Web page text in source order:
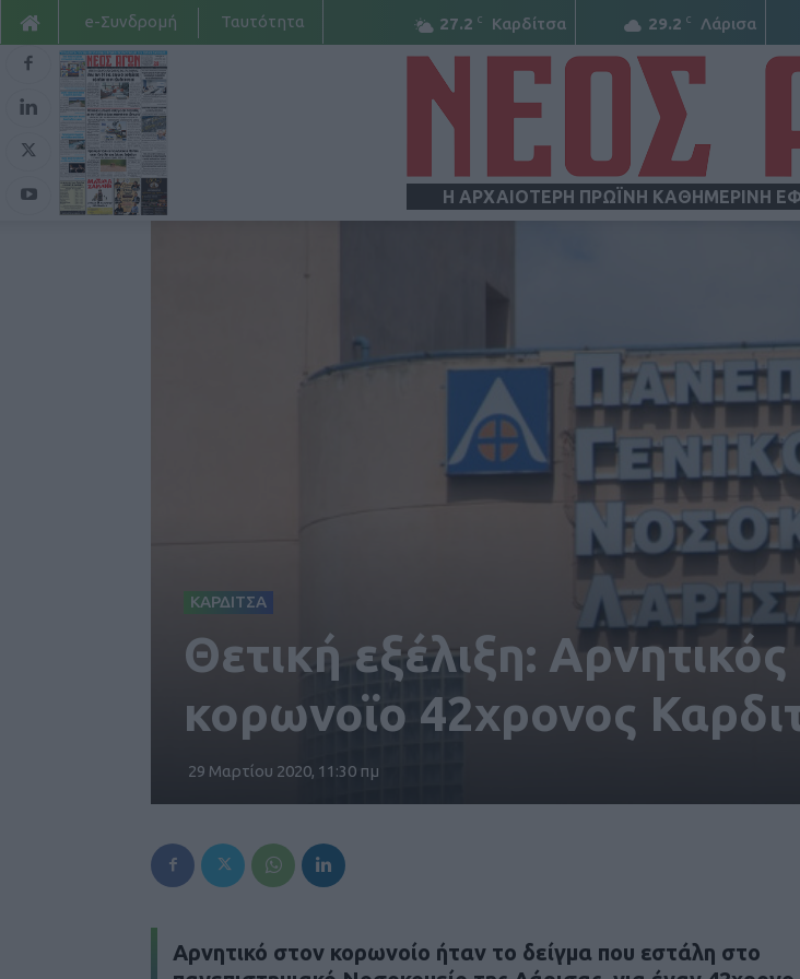
27.2 C Καρδίτσα 29.2 C Λάρισα
e-Συνδρομή Ταυτότητα
Η ΑΡΧΑΙΟΤΕΡΗ ΠΡΩΪΝΗ ΚΑΘΗΜΕΡΙΝΗ
ΚΑΡΔΙΤΣΑ
Θετική εξέλιξη:
κορωνοϊο 42χρονος
29 Μαρτίου 2020, 11:30 πμ
Αρνητικό στον κορωνοίο ήταν το δείγμα που εστάλη στο